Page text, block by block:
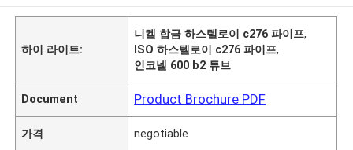
하이 라이트:
니켈 합금 하스텔로이 c276 파이프,
ISO 하스텔로이 c276 파이프,
인코넬 600 b2 튜브
Document Product Brochure PDF
가격 negotiable